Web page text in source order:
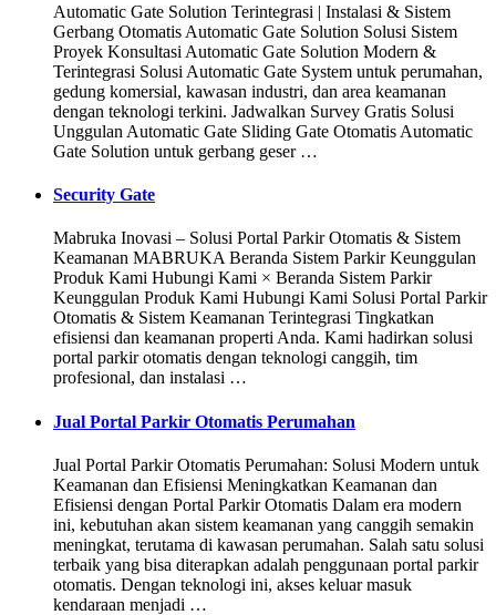
Automatic Gate Solution Terintegrasi | Instalasi & Sistem
Gerbang Otomatis Automatic Gate Solution Solusi Sistem
Proyek Konsultasi Automatic Gate Solution Modern &
Terintegrasi Solusi Automatic Gate System untuk perumahan,
gedung komersial, kawasan industri, dan area keamanan
dengan teknologi terkini. Jadwalkan Survey Gratis Solusi
Unggulan Automatic Gate Sliding Gate Otomatis Automatic
Gate Solution untuk gerbang geser …
Security Gate
Mabruka Inovasi – Solusi Portal Parkir Otomatis & Sistem
Keamanan MABRUKA Beranda Sistem Parkir Keunggulan
Produk Kami Hubungi Kami × Beranda Sistem Parkir
Keunggulan Produk Kami Hubungi Kami Solusi Portal Parkir
Otomatis & Sistem Keamanan Terintegrasi Tingkatkan
efisiensi dan keamanan properti Anda. Kami hadirkan solusi
portal parkir otomatis dengan teknologi canggih, tim
profesional, dan instalasi …
Jual Portal Parkir Otomatis Perumahan
Jual Portal Parkir Otomatis Perumahan: Solusi Modern untuk
Keamanan dan Efisiensi Meningkatkan Keamanan dan
Efisiensi dengan Portal Parkir Otomatis Dalam era modern
ini, kebutuhan akan sistem keamanan yang canggih semakin
meningkat, terutama di kawasan perumahan. Salah satu solusi
terbaik yang bisa diterapkan adalah penggunaan portal parkir
otomatis. Dengan teknologi ini, akses keluar masuk
kendaraan menjadi …